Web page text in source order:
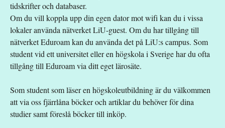
tidskrifter och databaser.
Om du vill koppla upp din egen dator mot wifi kan du i vissa
lokaler använda nätverket LiU-guest. Om du har tillgång till
nätverket Eduroam kan du använda det på LiU:s campus. Som
student vid ett universitet eller en högskola i Sverige har du ofta
tillgång till Eduroam via ditt eget lärosäte.
Som student som läser en högskoleutbildning är du välkommen
att via oss fjärrlåna böcker och artiklar du behöver för dina
studier samt föreslå böcker till inköp.